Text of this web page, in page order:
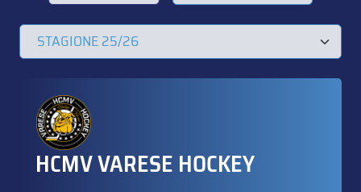
HCMV VARESE HOCKEY